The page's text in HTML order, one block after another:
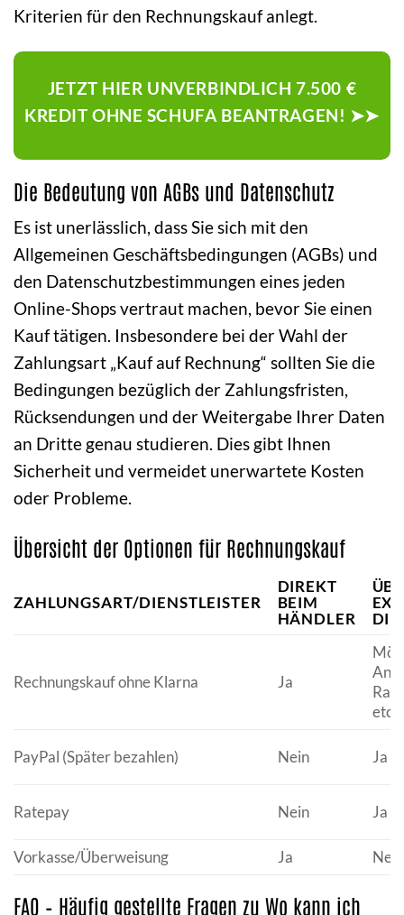
Kriterien für den Rechnungskauf anlegt.
JETZT HIER UNVERBINDLICH 7.500 €
KREDIT OHNE SCHUFA BEANTRAGEN! ➤➤
Die Bedeutung von AGBs und Datenschutz
Es ist unerlässlich, dass Sie sich mit den
Allgemeinen Geschäftsbedingungen (AGBs) und
den Datenschutzbestimmungen eines jeden
Online-Shops vertraut machen, bevor Sie einen
Kauf tätigen. Insbesondere bei der Wahl der
Zahlungsart „Kauf auf Rechnung“ sollten Sie die
Bedingungen bezüglich der Zahlungsfristen,
Rücksendungen und der Weitergabe Ihrer Daten
an Dritte genau studieren. Dies gibt Ihnen
Sicherheit und vermeidet unerwartete Kosten
oder Probleme.
Übersicht der Optionen für Rechnungskauf
ZAHLUNGSART/DIENSTLEISTER
DIREKT
BEIM
HÄNDLER
Rechnungskauf ohne Klarna Ja
etc.)
PayPal (Später bezahlen) Nein Ja
Ratepay Nein Ja
Vorkasse/Überweisung Ja Nein
FAQ – Häufig gestellte Fragen zu Wo kann ich